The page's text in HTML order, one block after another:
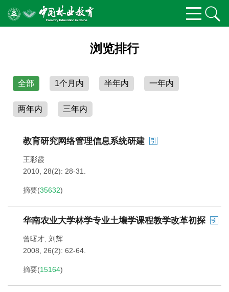
浏览排行
全部 1个月内 半年内 一年内
两年内 三年内
教育研究网络管理信息系统研建
王彩霞
2010, 28(2): 28-31.
摘要(35632)
华南农业大学林学专业土壤学课程教学改革初探
曾曙才 刘辉
2008, 26(2): 62-64.
摘要(15164)